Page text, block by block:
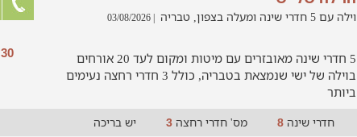
30
וילה עם 5 חדרי שינה ומעלה בצפון, טבריה | 03/08/2026
5 חדרי שינה מאובזרים עם מיטות ומקום לעד 20 אורחים
בוילה של ישי שנמצאת בטבריה, כולל 3 חדרי רחצה נעימים
ביותר
חדרי שינה8 מס' חדרי רחצה3 יש בריכה